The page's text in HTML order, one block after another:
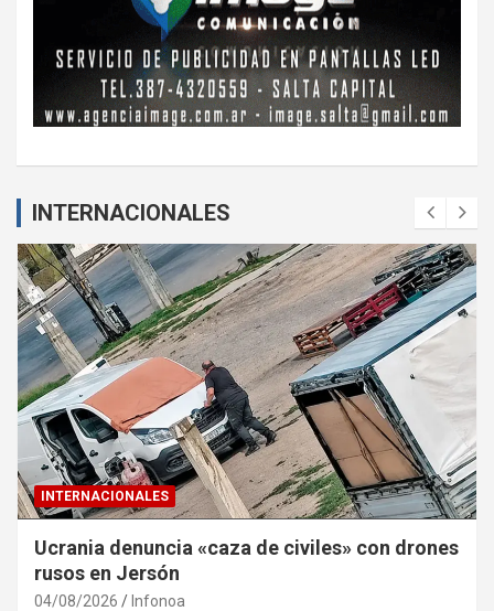
INTERNACIONALES
INTERNACIONALES
Ucrania denuncia «caza de civiles» con drones
rusos en Jersón
04/08/2026 Infonoa